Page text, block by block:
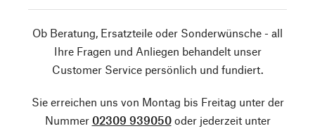
Ob Beratung, Ersatzteile oder Sonderwünsche - all
Ihre Fragen und Anliegen behandelt unser
Customer Service persönlich und fundiert.
Sie erreichen uns von Montag bis Freitag unter der
Nummer 02309 939050oder jederzeit unter